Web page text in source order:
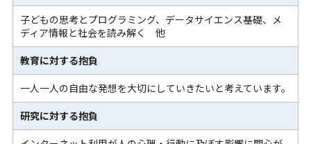
子どもの思考とプログラミング、データサイエンス基礎、メ
ディア情報と社会を読み解く 他
教育に対する抱負
一人一人の自由な発想を大切にしていきたいと考えています。
研究に対する抱負